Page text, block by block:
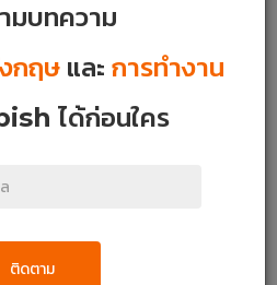
ทำงาน หรือการใช้ชีวิตประจำวัน
ป็นเรื่องสำคัญที่เลี่ยงได้ยาก การ
มบทความ
กฤษ และ การทำงาน
ได้ก่อนใคร
ติดตาม